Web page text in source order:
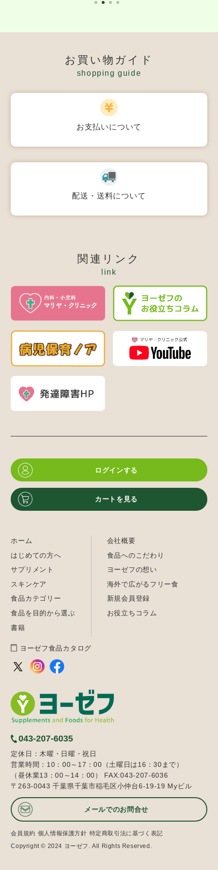
お買い物ガイド
shopping guide
お支払いについて
配送・送料について
関連リンク
link
043-207-6035
定休日：木曜・日曜・祝日
営業時間：10：00～17：00（土曜日は16：30まで）
（昼休業13：00～14：00） FAX:043-207-6036
〒263-0043 千葉県千葉市稲毛区小仲台6-19-19 Myビル
メールでのお問合せ
会員規約 個人情報保護方針 特定商取引法に基づく表記
Copyright © 2024 ヨーゼフ. All Rights Reserved.
ログインする
カートを見る
ホーム
はじめての方へ
サプリメント
スキンケア
食品カテゴリー
食品を目的から選ぶ
書籍
会社概要
食品へのこだわり
ヨーゼフの想い
海外で広がるフリー食
新規会員登録
お役立ちコラム
ヨーゼフ食品カタログ